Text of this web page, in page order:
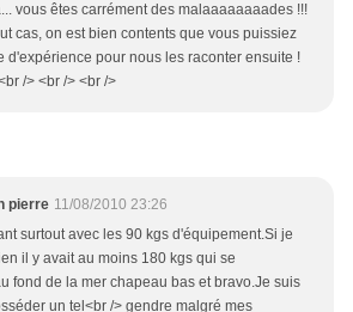
vous êtes carrément des malaaaaaaaades !!!
cas, on est bien contents que vous puissiez
d'expérience pour nous les raconter ensuite !
/> <br /> <br />
pierre 11/08/2010 23:26
surtout avec les 90 kgs d'équipement.Si je
il y avait au moins 180 kgs qui se
fond de la mer chapeau bas et bravo.Je suis
un tel<br /> gendre malgré mes